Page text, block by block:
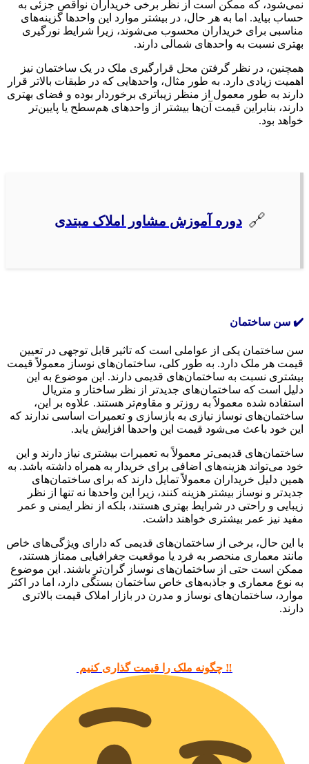
نمی‌شود، که ممکن است از نظر برخی خریداران نواقص جزئی به
حساب بیاید. اما به هر حال، در بیشتر موارد این واحدها گزینه‌های
مناسبی برای خریداران محسوب می‌شوند، زیرا شرایط نورگیری
بهتری نسبت به واحدهای شمالی دارند.
همچنین، در نظر گرفتن محل قرارگیری ملک در یک ساختمان نیز
اهمیت زیادی دارد. به طور مثال، واحدهایی که در طبقات بالاتر قرار
دارند به طور معمول از منظر زیباتری برخوردار بوده و فضای بهتری
دارند، بنابراین قیمت آن‌ها بیشتر از واحدهای هم‌سطح یا پایین‌تر
خواهد بود.
دوره آموزش مشاور املاک مبتدی
✔️ سن ساختمان
سن ساختمان یکی از عواملی است که تاثیر قابل توجهی در تعیین
قیمت هر ملک دارد. به طور کلی، ساختمان‌های نوساز معمولاً قیمت
بیشتری نسبت به ساختمان‌های قدیمی دارند. این موضوع به این
دلیل است که ساختمان‌های جدیدتر از نظر ساختار و متریال
استفاده شده معمولاً به روزتر و مقاوم‌تر هستند. علاوه بر این،
ساختمان‌های نوساز نیازی به بازسازی و تعمیرات اساسی ندارند که
این خود باعث می‌شود قیمت این واحدها افزایش یابد.
ساختمان‌های قدیمی‌تر معمولاً به تعمیرات بیشتری نیاز دارند و این
خود می‌تواند هزینه‌های اضافی برای خریدار به همراه داشته باشد. به
همین دلیل خریداران معمولاً تمایل دارند که برای ساختمان‌های
جدیدتر و نوساز بیشتر هزینه کنند، زیرا این واحدها نه تنها از نظر
زیبایی و راحتی در شرایط بهتری هستند، بلکه از نظر ایمنی و عمر
مفید نیز عمر بیشتری خواهند داشت.
با این حال، برخی از ساختمان‌های قدیمی که دارای ویژگی‌های خاص
مانند معماری منحصر به فرد یا موقعیت جغرافیایی ممتاز هستند،
ممکن است حتی از ساختمان‌های نوساز گران‌تر باشند. این موضوع
به نوع معماری و جاذبه‌های خاص ساختمان بستگی دارد، اما در اکثر
موارد، ساختمان‌های نوساز و مدرن در بازار املاک قیمت بالاتری
دارند.
‼️ چگونه ملک را قیمت گذاری کنیم